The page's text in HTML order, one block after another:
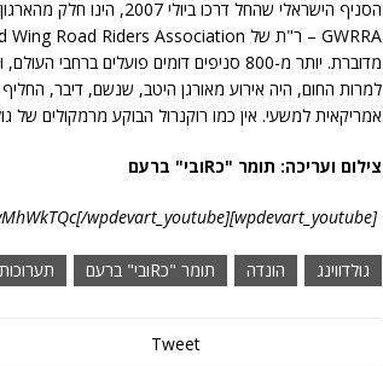
למרות החום, היה אירוע מאורגן היטב, שנשם, דיבר, החליף
אמריקאית למשעי. אין כמו רוקנרול הבוקע מרמקולים של
צילום ועריכה: תומר "כRובי" ברעם
[wpdevart_youtube]Qz4yMhWkTQc[/wpdevart_youtube]
גולדווינג הונדה תומר "כRובי" ברעם
Tweet